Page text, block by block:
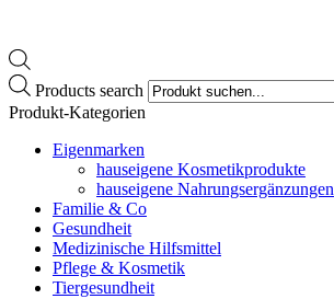
Products search
Produkt-Kategorien
Eigenmarken
hauseigene Kosmetikprodukte
hauseigene Nahrungsergänzungen
Familie & Co
Gesundheit
Medizinische Hilfsmittel
Pflege & Kosmetik
Tiergesundheit